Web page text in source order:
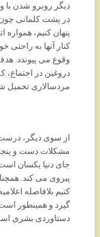
دیگر روبرو شدن با
در پشت کلماتی
پنهان کنیم، همواره
کنار آنها به راحتی
وقوع می پیوندد.
دروغین در
مردسالاری تحمیل
از سوی دیگر،
مشکلات دست و
جای دنیا یکسان
پیروی می کند.
کنیم بلافاصله
گیرد و همینطور
دستاوردی بشری